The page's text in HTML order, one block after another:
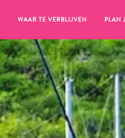
WAAR TE VERBLIJVEN PLAN